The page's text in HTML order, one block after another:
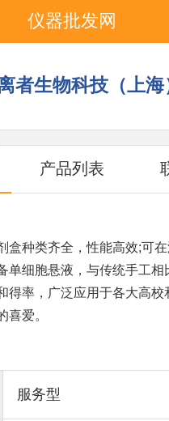
仪器批发网
者生物科技（上
产品列表
盒种类齐全，性能高效;可
单细胞悬液，与传统手工相
得率，广泛应用于各大高校
喜爱。
服务型